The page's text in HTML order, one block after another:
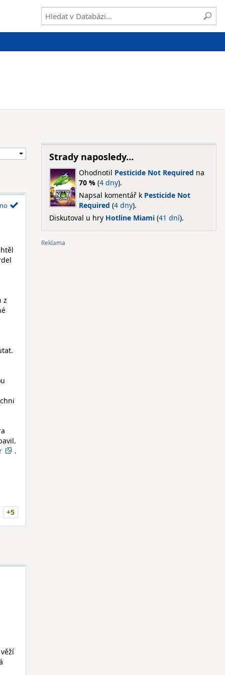
z
.
+5
Strady naposledy…
Ohodnotil Pesticide Not Required na
70 %(4 dny).
Napsal komentář k Pesticide Not
Required (4 dny).
Diskutoval u hry Hotline Miami(41 dní).